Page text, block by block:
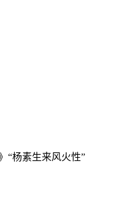
“杨素生来风火性”